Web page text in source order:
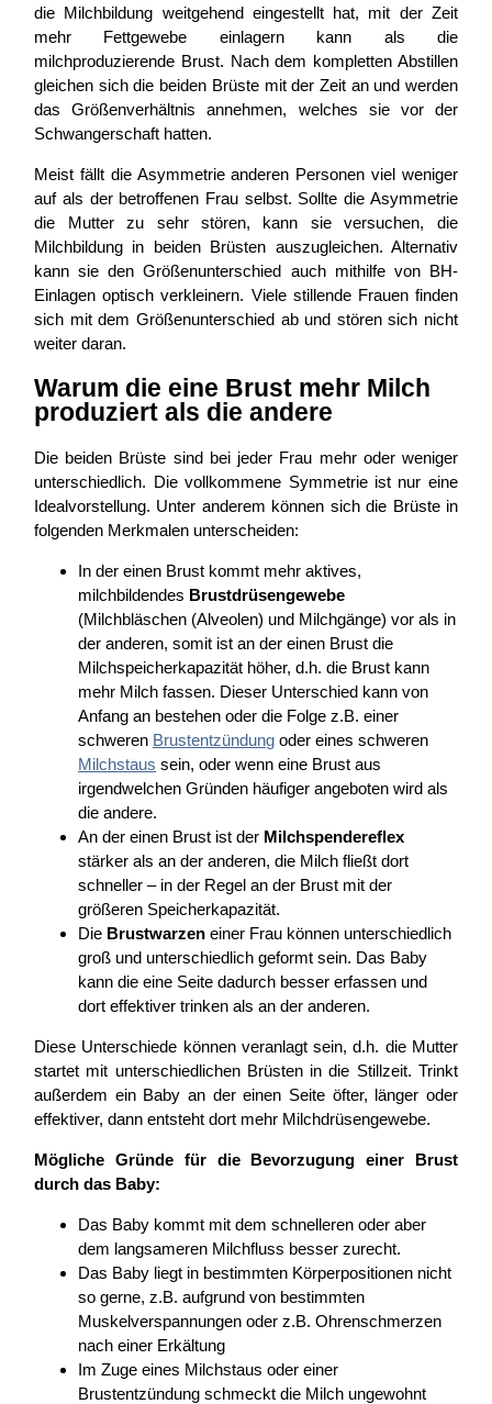
die Milchbildung weitgehend eingestellt hat, mit der Zeit
mehr Fettgewebe einlagern kann als die
milchproduzierende Brust. Nach dem kompletten Abstillen
gleichen sich die beiden Brüste mit der Zeit an und werden
das Größenverhältnis annehmen, welches sie vor der
Schwangerschaft hatten.
Meist fällt die Asymmetrie anderen Personen viel weniger
auf als der betroffenen Frau selbst. Sollte die Asymmetrie
die Mutter zu sehr stören, kann sie versuchen, die
Milchbildung in beiden Brüsten auszugleichen. Alternativ
kann sie den Größenunterschied auch mithilfe von BH-
Einlagen optisch verkleinern. Viele stillende Frauen finden
sich mit dem Größenunterschied ab und stören sich nicht
weiter daran.
Warum die eine Brust mehr Milch
produziert als die andere
Die beiden Brüste sind bei jeder Frau mehr oder weniger
unterschiedlich. Die vollkommene Symmetrie ist nur eine
Idealvorstellung. Unter anderem können sich die Brüste in
folgenden Merkmalen unterscheiden:
In der einen Brust kommt mehr aktives,
milchbildendes Brustdrüsengewebe
(Milchbläschen (Alveolen) und Milchgänge) vor als in
der anderen, somit ist an der einen Brust die
Milchspeicherkapazität höher, d.h. die Brust kann
mehr Milch fassen. Dieser Unterschied kann von
Anfang an bestehen oder die Folge z.B. einer
schweren Brustentzündung oder eines schweren
Milchstaus sein, oder wenn eine Brust aus
irgendwelchen Gründen häufiger angeboten wird als
die andere.
An der einen Brust ist der Milchspendereflex
stärker als an der anderen, die Milch fließt dort
schneller – in der Regel an der Brust mit der
größeren Speicherkapazität.
Die Brustwarzen einer Frau können unterschiedlich
groß und unterschiedlich geformt sein. Das Baby
kann die eine Seite dadurch besser erfassen und
dort effektiver trinken als an der anderen.
Diese Unterschiede können veranlagt sein, d.h. die Mutter
startet mit unterschiedlichen Brüsten in die Stillzeit. Trinkt
außerdem ein Baby an der einen Seite öfter, länger oder
effektiver, dann entsteht dort mehr Milchdrüsengewebe.
Mögliche Gründe für die Bevorzugung einer Brust
durch das Baby:
Das Baby kommt mit dem schnelleren oder aber
dem langsameren Milchfluss besser zurecht.
Das Baby liegt in bestimmten Körperpositionen nicht
so gerne, z.B. aufgrund von bestimmten
Muskelverspannungen oder z.B. Ohrenschmerzen
nach einer Erkältung
Im Zuge eines Milchstaus oder einer
Brustentzündung schmeckt die Milch ungewohnt